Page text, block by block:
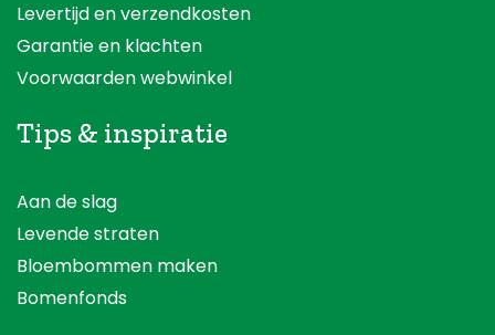
Levertijd en verzendkosten
Garantie en klachten
Voorwaarden webwinkel
Tips & inspiratie
Aan de slag
Levende straten
Bloembommen maken
Bomenfonds